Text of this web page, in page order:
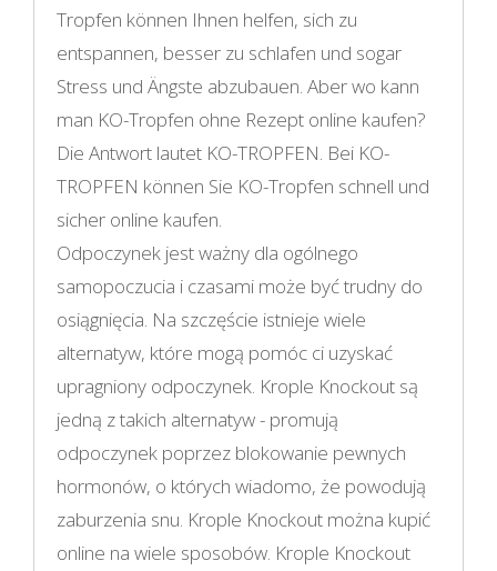
Tropfen können Ihnen helfen, sich zu
entspannen, besser zu schlafen und sogar
Stress und Ängste abzubauen. Aber wo kann
man KO-Tropfen ohne Rezept online kaufen?
Die Antwort lautet KO-TROPFEN. Bei KO-
TROPFEN können Sie KO-Tropfen schnell und
sicher online kaufen.
Odpoczynek jest ważny dla ogólnego
samopoczucia i czasami może być trudny do
osiągnięcia. Na szczęście istnieje wiele
alternatyw, które mogą pomóc ci uzyskać
upragniony odpoczynek. Krople Knockout są
jedną z takich alternatyw - promują
odpoczynek poprzez blokowanie pewnych
hormonów, o których wiadomo, że powodują
zaburzenia snu. Krople Knockout można kupić
online na wiele sposobów. Krople Knockout